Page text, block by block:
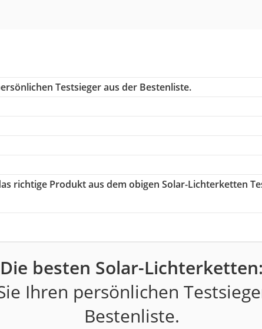
Testsieger aus der Bestenliste.
richtige Produkt aus dem obigen Solar-Lichterketten
Die besten Solar-Lichterketten:
Ihren persönlichen
Bestenliste.